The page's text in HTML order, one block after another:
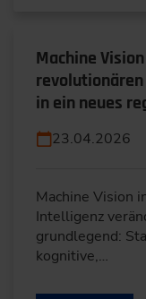
Machine
in ein neues
23.04.2026
Machine Vision
Intelligenz
grundlegend:
kognitive,…